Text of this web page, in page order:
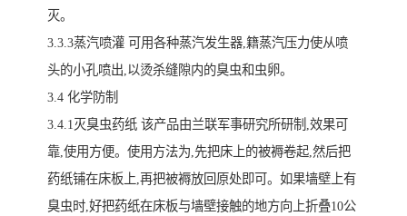
灭。
3.3.3蒸汽喷灌 可用各种蒸汽发生器,籍蒸汽压力使从喷
头的小孔喷出,以烫杀缝隙内的臭虫和虫卵。
3.4 化学防制
3.4.1灭臭虫药纸 该产品由兰联军事研究所研制,效果可
靠,使用方便。使用方法为,先把床上的被褥卷起,然后把
药纸铺在床板上,再把被褥放回原处即可。如果墙壁上有
臭虫时,好把药纸在床板与墙壁接触的地方向上折叠10公